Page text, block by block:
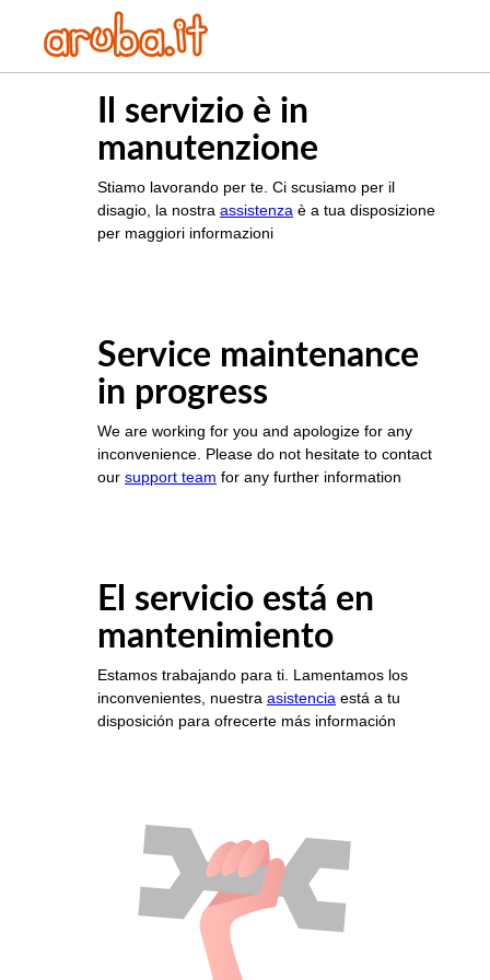
Il servizio è in
manutenzione
Stiamo lavorando per te. Ci scusiamo per il
disagio, la nostra assistenza è a tua disposizione
per maggiori informazioni
Service maintenance
in progress
We are working for you and apologize for any
inconvenience. Please do not hesitate to contact
our support team for any further information
El servicio está en
mantenimiento
Estamos trabajando para ti. Lamentamos los
inconvenientes, nuestra asistencia está a tu
disposición para ofrecerte más información